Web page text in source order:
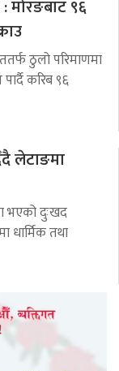
मोरङबाट ९६
ठुलो परिमाणमा
करिब ९६
लेटाङमा
भएको दुःखद
धार्मिक तथा